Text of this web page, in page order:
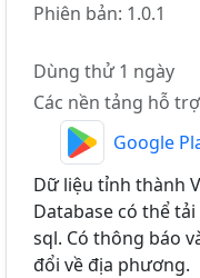
Phiên bản: 1.0.1
Dùng thử 1 ngày
Các nền tảng hỗ
Google
Dữ liệu tỉnh thành
Database có thể
sql. Có thông báo
đổi về địa phương.